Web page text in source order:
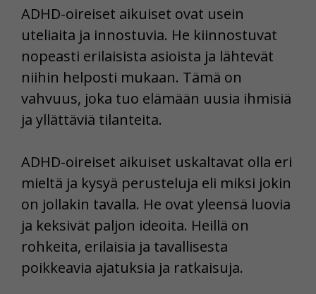
ADHD-oireiset aikuiset ovat usein
uteliaita ja innostuvia. He kiinnostuvat
nopeasti erilaisista asioista ja lähtevät
niihin helposti mukaan. Tämä on
vahvuus, joka tuo elämään uusia ihmisiä
ja yllättäviä tilanteita.
ADHD-oireiset aikuiset uskaltavat olla eri
mieltä ja kysyä perusteluja eli miksi jokin
on jollakin tavalla. He ovat yleensä luovia
ja keksivät paljon ideoita. Heillä on
rohkeita, erilaisia ja tavallisesta
poikkeavia ajatuksia ja ratkaisuja.